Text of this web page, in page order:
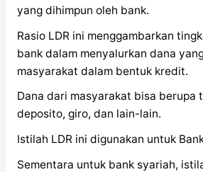
yang dihimpun oleh bank.
Rasio LDR ini menggambarkan
bank dalam menyalurkan dana
masyarakat dalam bentuk kredit.
Dana dari masyarakat bisa berupa
deposito, giro, dan lain-lain.
Istilah LDR ini digunakan untuk
Sementara untuk bank syariah,